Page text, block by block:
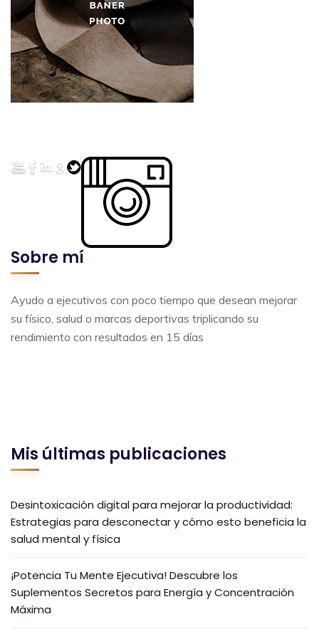
Sobre mí
Ayudo a ejecutivos con poco tiempo que desean mejorar
su físico, salud o marcas deportivas triplicando su
rendimiento con resultados en 15 días
Mis últimas publicaciones
Desintoxicación digital para mejorar la productividad:
Estrategias para desconectar y cómo esto beneficia la
salud mental y física
¡Potencia Tu Mente Ejecutiva! Descubre los
Suplementos Secretos para Energía y Concentración
Máxima